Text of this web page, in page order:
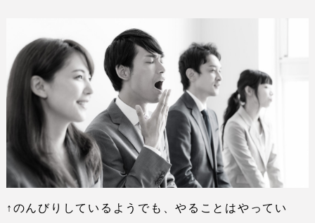
↑のんびりしているようでも、やることはやってい